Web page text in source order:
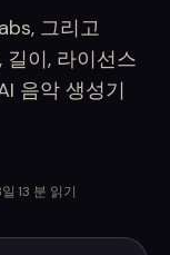
그리고
이, 라이선스
음악 생성기
·13 분 읽기